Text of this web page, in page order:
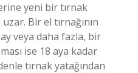
yeni bir tırnak
Bir el tırnağının
veya daha fazla, bir
ise 18 aya kadar
tırnak yatağından